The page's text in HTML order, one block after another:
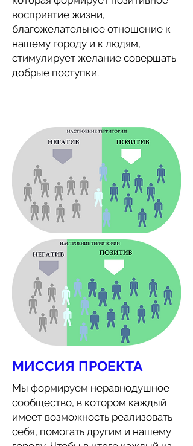
восприятие жизни,
благожелательное отношение к
нашему городу и к людям,
стимулирует желание совершать
добрые поступки.
МИССИЯ ПРОЕКТА
Мы формируем неравнодушное
сообщество, в котором каждый
имеет возможность реализовать
себя, помогать другим и нашему